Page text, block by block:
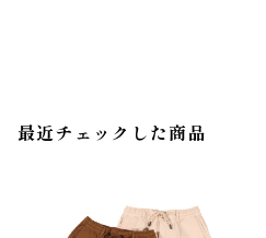
最近チェックした商品